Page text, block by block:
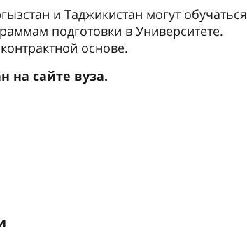
и Таджикистан могут обучаться
подготовки в Университете.
основе.
на сайте вуза.